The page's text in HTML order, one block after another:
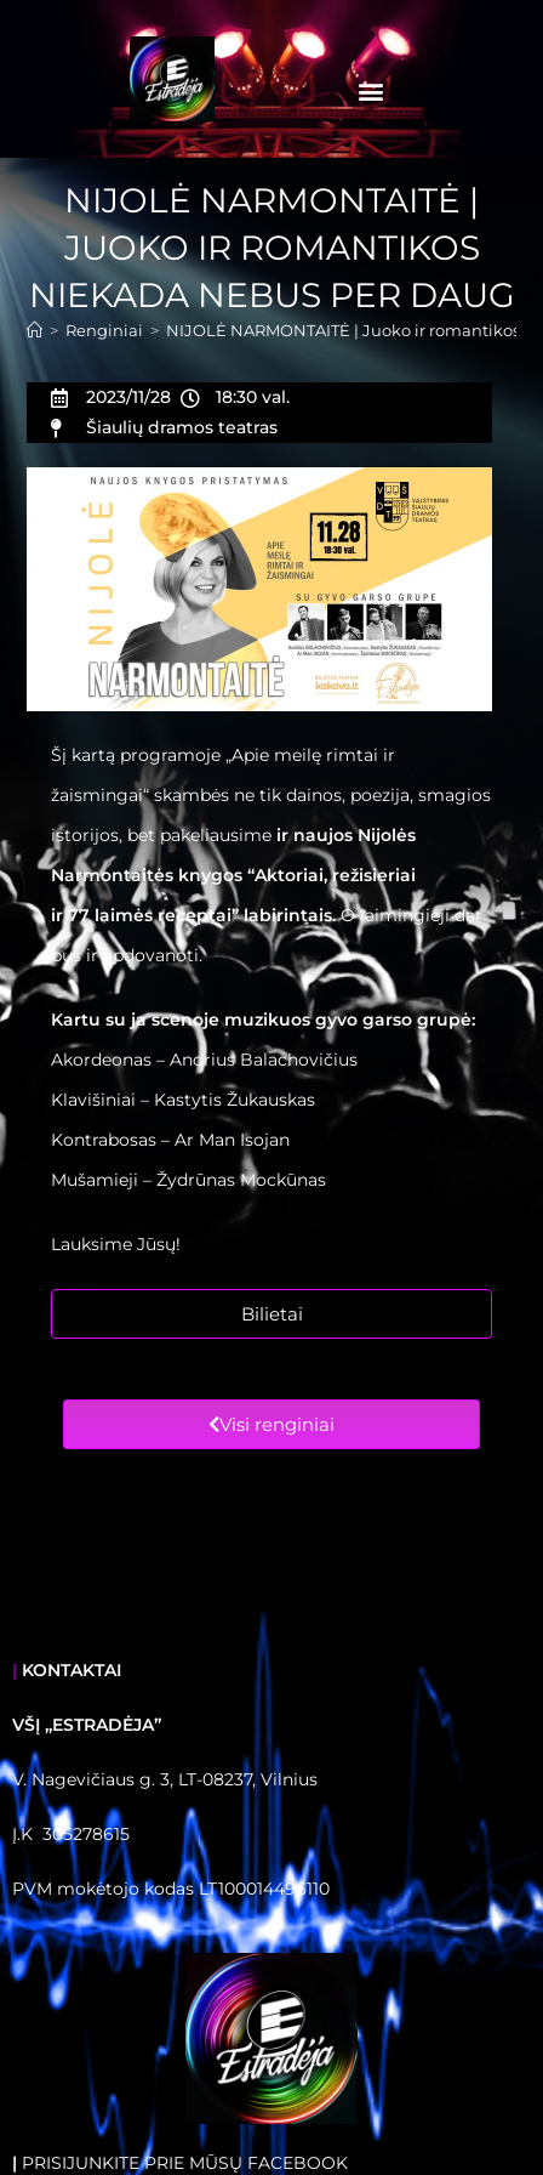
NIJOLĖ NARMONTAITĖ |
JUOKO IR ROMANTIKOS
NIEKADA NEBUS PER DAUG
> Renginiai > NIJOLĖ NARMONTAITĖ | Juoko ir romantikos
2023/11/28
18:30 val.
Šiaulių dramos teatras
Šį kartą programoje „Apie meilę rimtai ir
žaismingai“ skambės ne tik dainos, poezija, smagios
istorijos, bet pakeliausime ir naujos Nijolės
Narmontaitės knygos “Aktoriai, režisieriai
ir77laimės receptai” labirintais.O laimingieji dar
bus ir apdovanoti.
Kartu su ja scenoje muzikuos gyvo garso grupė:
Akordeonas – Andrius Balachovičius
Klavišiniai – Kastytis Žukauskas
Kontrabosas – Ar Man Isojan
Mušamieji – Žydrūnas Mockūnas
Lauksime Jūsų!
Bilietai
Visi renginiai
| KONTAKTAI
VŠĮ ,,ESTRADĖJA”
V. Nagevičiaus g. 3, LT-08237, Vilnius
Į.K 305278615
PVM mokėtojo kodas LT100014496110
| PRISIJUNKITE PRIE MŪSŲ FACEBOOK